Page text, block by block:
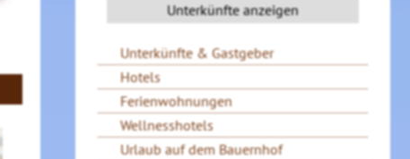
Unterkünfte & Gastgeber
Hotels
Ferienwohnungen
Wellnesshotels
Urlaub auf dem Bauernhof